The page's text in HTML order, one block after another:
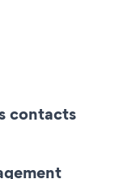
contacts